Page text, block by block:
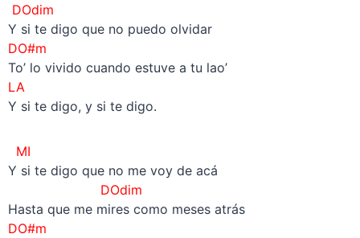
DOdim
Y si te digo que no puedo olvidar
DO#m
To’ lo vivido cuando estuve a tu lao’
LA
Y si te digo, y si te digo.
MI
Y si te digo que no me voy de acá
DOdim
Hasta que me mires como meses atrás
DO#m